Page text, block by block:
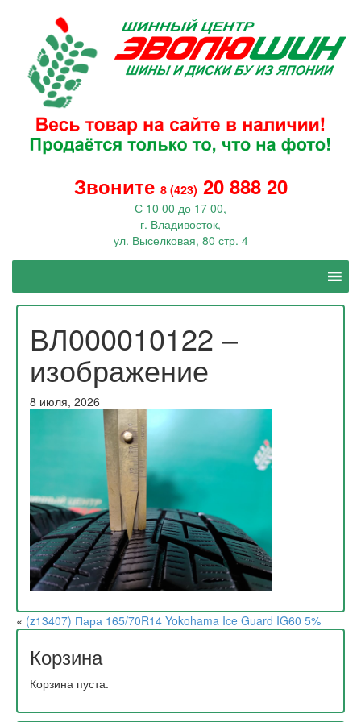
Звоните 8 (423) 20 888 20
С 10 00 до 17 00,
г. Владивосток,
ул. Выселковая, 80 стр. 4
ВЛ000010122 –
изображение
8 июля, 2026
« (z13407) Пара 165/70R14 Yokohama Ice Guard IG60 5%
Корзина
Корзина пуста.